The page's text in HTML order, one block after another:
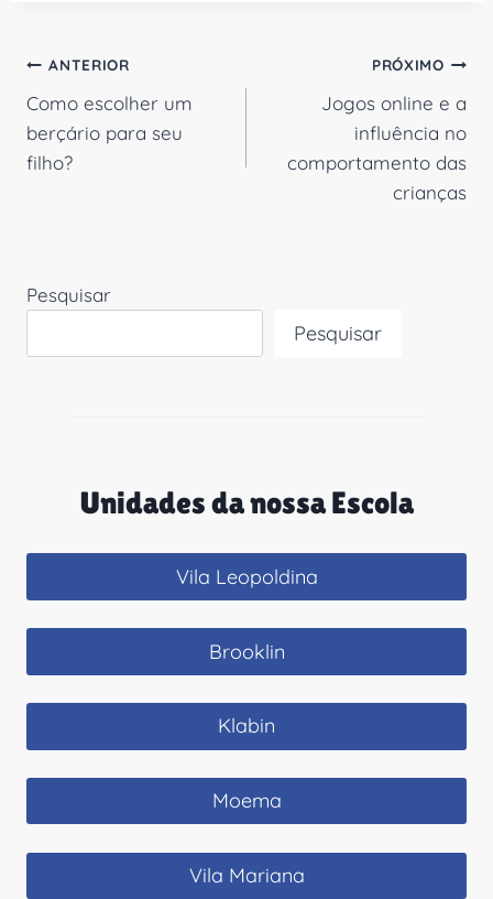
Navegação
de
Post
ANTERIOR
Como escolher um
berçário para seu
filho?
PRÓXIMO
Jogos online e a
influência no
comportamento das
crianças
Pesquisar
Pesquisar
Unidades da nossa Escola
Vila Leopoldina
Brooklin
Klabin
Moema
Vila Mariana